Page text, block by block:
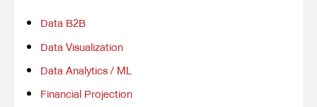
Data B2B
Data Visualization
Data Analytics / ML
Financial Projection